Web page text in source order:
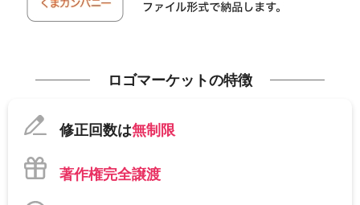
ロゴマーケットの特徴
修正回数は無制限
著作権完全譲渡